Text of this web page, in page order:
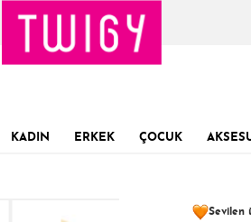
KADIN ERKEK ÇOCUK
Sevilen